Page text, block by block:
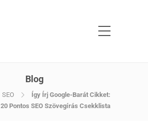
Blog
SEO
Így Írj Google-Barát Cikket:
20 Pontos SEO Szövegírás Csekklista